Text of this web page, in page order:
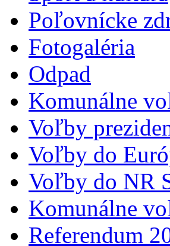
Poľovnícke
Fotogaléria
Odpad
Komunálne
Voľby
Voľby do
Voľby do NR
Komunálne
Referendum